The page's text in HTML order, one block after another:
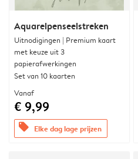
Aquarelpenseelstreken
Uitnodigingen | Premium kaart
met keuze uit 3
papierafwerkingen
Set van 10 kaarten
Vanaf
€ 9,99
offers Elke dag lage prijzen